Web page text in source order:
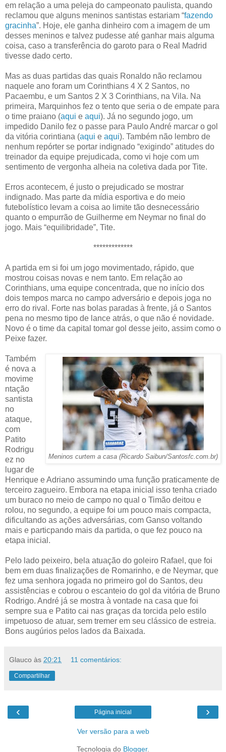
em relação a uma peleja do campeonato paulista, quando
reclamou que alguns meninos santistas estariam “fazendo
gracinha”. Hoje, ele ganha dinheiro com a imagem de um
desses meninos e talvez pudesse até ganhar mais alguma
coisa, caso a transferência do garoto para o Real Madrid
tivesse dado certo.
Mas as duas partidas das quais Ronaldo não reclamou
naquele ano foram um Corinthians 4 X 2 Santos, no
Pacaembu, e um Santos 2 X 3 Corinthians, na Vila. Na
primeira, Marquinhos fez o tento que seria o de empate para
o time praiano (aqui e aqui). Já no segundo jogo, um
impedido Danilo fez o passe para Paulo André marcar o gol
da vitória corintiana (aqui e aqui). Também não lembro de
nenhum repórter se portar indignado “exigindo” atitudes do
treinador da equipe prejudicada, como vi hoje com um
sentimento de vergonha alheia na coletiva dada por Tite.
Erros acontecem, é justo o prejudicado se mostrar
indignado. Mas parte da mídia esportiva e do meio
futebolístico levam a coisa ao limite tão desnecessário
quanto o empurrão de Guilherme em Neymar no final do
jogo. Mais “equilibridade”, Tite.
*************
A partida em si foi um jogo movimentado, rápido, que
mostrou coisas novas e nem tanto. Em relação ao
Corinthians, uma equipe concentrada, que no início dos
dois tempos marca no campo adversário e depois joga no
erro do rival. Forte nas bolas paradas à frente, já o Santos
pena no mesmo tipo de lance atrás, o que não é novidade.
Novo é o time da capital tomar gol desse jeito, assim como o
Peixe fazer.
Meninos curtem a casa (Ricardo Saibun/Santosfc.com.br)
Também
é nova a
movime
ntação
santista
no
ataque,
com
Patito
Rodrigu
ez no
lugar de
Henrique e Adriano assumindo uma função praticamente de
terceiro zagueiro. Embora na etapa inicial isso tenha criado
um buraco no meio de campo no qual o Timão deitou e
rolou, no segundo, a equipe foi um pouco mais compacta,
dificultando as ações adversárias, com Ganso voltando
mais e particpando mais da partida, o que fez pouco na
etapa inicial.
Pelo lado peixeiro, bela atuação do goleiro Rafael, que foi
bem em duas finalizações de Romarinho, e de Neymar, que
fez uma senhora jogada no primeiro gol do Santos, deu
assistências e cobrou o escanteio do gol da vitória de Bruno
Rodrigo. André já se mostra à vontade na casa que foi
sempre sua e Patito cai nas graças da torcida pelo estilo
impetuoso de atuar, sem tremer em seu clássico de estreia.
Bons augúrios pelos lados da Baixada.
Glauco às 20:21 11 comentários:
Compartilhar
‹ ›
Página inicial
Ver versão para a web
Tecnologia do Blogger.